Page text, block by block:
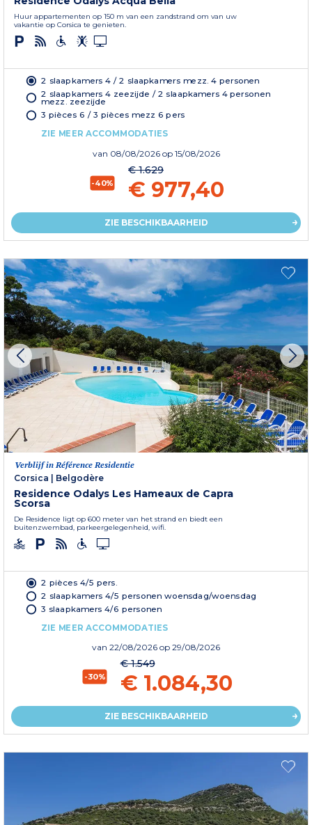
Huur appartementen op 150 m van een zandstrand om van uw
vakantie op Corsica te genieten.
2 slaapkamers 4 / 2 slaapkamers mezz. 4 personen
2 slaapkamers 4 zeezijde / 2 slaapkamers 4 personen
mezz. zeezijde
3 pièces 6 / 3 pièces mezz 6 pers
ZIE MEER ACCOMMODATIES
van 08/08/2026 op 15/08/2026
-40%
€ 1.629
€ 977,40
ZIE BESCHIKBAARHEID
Verblijf in Référence Residentie
Corsica
Belgodère
Residence Odalys Les Hameaux de Capra
Scorsa
De Residence ligt op 600 meter van het strand en biedt een
buitenzwembad, parkeergelegenheid, wifi.
2 pièces 4/5 pers.
2 slaapkamers 4/5 personen woensdag/woensdag
3 slaapkamers 4/6 personen
ZIE MEER ACCOMMODATIES
van 22/08/2026 op 29/08/2026
-30%
€ 1.549
€ 1.084,30
ZIE BESCHIKBAARHEID